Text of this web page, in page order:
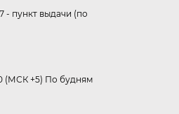
- пункт выдачи (по
(МСК +5) По будням